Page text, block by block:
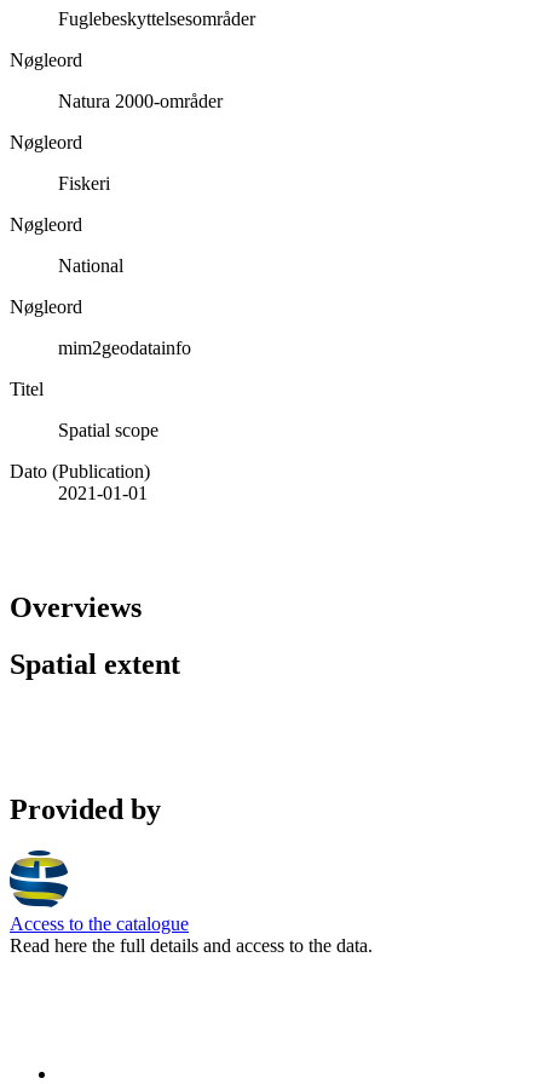
Fuglebeskyttelsesområder
Nøgleord
Natura 2000-områder
Nøgleord
Fiskeri
Nøgleord
National
Nøgleord
mim2geodatainfo
Titel
Spatial scope
Dato (Publication)
2021-01-01
Overviews
Spatial extent
Provided by
Access to the catalogue
Read here the full details and access to the data.